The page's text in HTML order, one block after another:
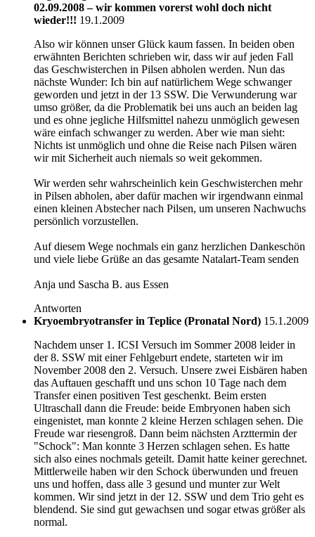
02.09.2008 – wir kommen vorerst wohl doch nicht
wieder!!! 19.1.2009
Also wir können unser Glück kaum fassen. In beiden oben
erwähnten Berichten schrieben wir, dass wir auf jeden Fall
das Geschwisterchen in Pilsen abholen werden. Nun das
nächste Wunder: Ich bin auf natürlichem Wege schwanger
geworden und jetzt in der 13 SSW. Die Verwunderung war
umso größer, da die Problematik bei uns auch an beiden lag
und es ohne jegliche Hilfsmittel nahezu unmöglich gewesen
wäre einfach schwanger zu werden. Aber wie man sieht:
Nichts ist unmöglich und ohne die Reise nach Pilsen wären
wir mit Sicherheit auch niemals so weit gekommen.
Wir werden sehr wahrscheinlich kein Geschwisterchen mehr
in Pilsen abholen, aber dafür machen wir irgendwann einmal
einen kleinen Abstecher nach Pilsen, um unseren Nachwuchs
persönlich vorzustellen.
Auf diesem Wege nochmals ein ganz herzlichen Dankeschön
und viele liebe Grüße an das gesamte Natalart-Team senden
Anja und Sascha B. aus Essen
Antworten
Kryoembryotransfer in Teplice (Pronatal Nord) 15.1.2009
Nachdem unser 1. ICSI Versuch im Sommer 2008 leider in
der 8. SSW mit einer Fehlgeburt endete, starteten wir im
November 2008 den 2. Versuch. Unsere zwei Eisbären haben
das Auftauen geschafft und uns schon 10 Tage nach dem
Transfer einen positiven Test geschenkt. Beim ersten
Ultraschall dann die Freude: beide Embryonen haben sich
eingenistet, man konnte 2 kleine Herzen schlagen sehen. Die
Freude war riesengroß. Dann beim nächsten Arzttermin der
"Schock": Man konnte 3 Herzen schlagen sehen. Es hatte
sich also eines nochmals geteilt. Damit hatte keiner gerechnet.
Mittlerweile haben wir den Schock überwunden und freuen
uns und hoffen, dass alle 3 gesund und munter zur Welt
kommen. Wir sind jetzt in der 12. SSW und dem Trio geht es
blendend. Sie sind gut gewachsen und sogar etwas größer als
normal.